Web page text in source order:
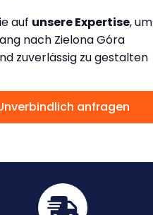
auf unsere Expertise, um
nach Zielona Góra
zuverlässig zu gestalten
anfragen